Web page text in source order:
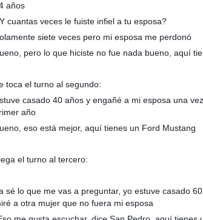
años
cuantas veces le fuiste infiel a tu esposa?
siete veces pero mi esposa me perdonó
pero lo que hiciste no fue nada bueno, aquí
toca el turno al segundo:
casado 40 años y engañé a mi esposa una
año
eso está mejor, aquí tienes un Ford Mustang
el turno al tercero:
sé lo que me vas a preguntar, yo estuve casado
a otra mujer que no fuera mi esposa